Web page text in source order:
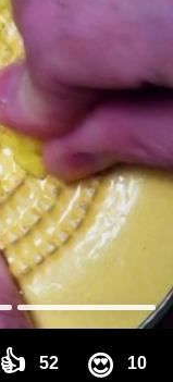
👍 52 😍 10